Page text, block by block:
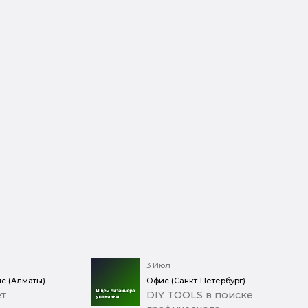
(Алматы)
3 Июл
Офис (Санкт-Петербург)
DIY TOOLS в поиске